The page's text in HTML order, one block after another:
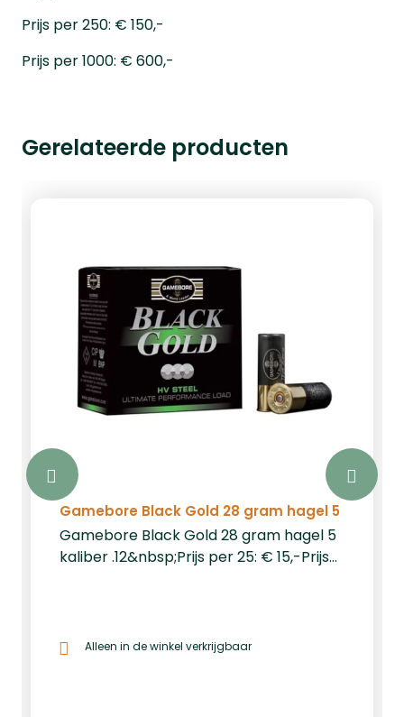
Prijs per 250: € 150,-
Prijs per 1000: € 600,-
Gerelateerde producten
Gamebore Black Gold 28 gram hagel 5
Gamebore Black Gold 28 gram hagel 5
kaliber .12&nbsp;Prijs per 25: € 15,-Prijs
Alleen in de winkel verkrijgbaar